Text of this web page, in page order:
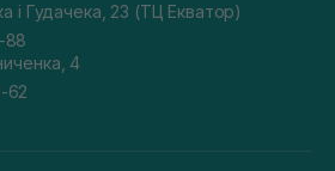
і Гудачека, 23 (ТЦ Екватор)
88
4
62